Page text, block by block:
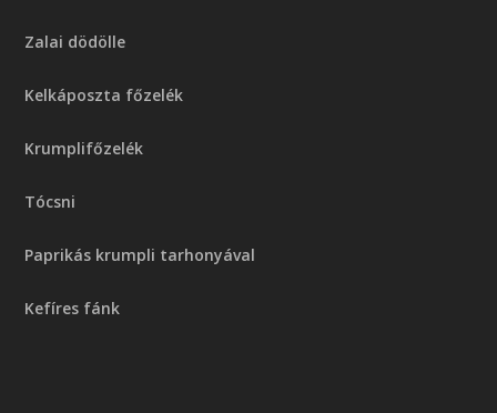
Zalai dödölle
Kelkáposzta főzelék
Krumplifőzelék
Tócsni
Paprikás krumpli tarhonyával
Kefíres fánk